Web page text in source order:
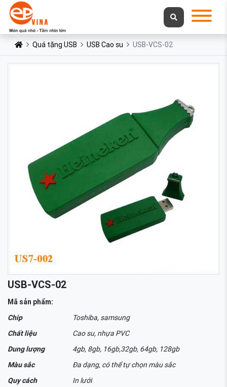
Quá tặng USB USB Cao su USB-VCS-02
USB-VCS-02
Mã sản phẩm:
Chip
Toshiba, samsung
Chất liệu
Cao su, nhựa PVC
Dung lượng
4gb, 8gb, 16gb,32gb, 64gb, 128gb
Màu sắc
Đa dạng, có thể tự chọn màu sắc
Quy cách
In lưới